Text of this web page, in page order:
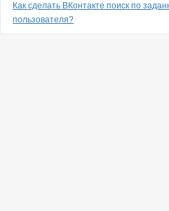
Как сделать ВКонтакте поиск по
пользователя?